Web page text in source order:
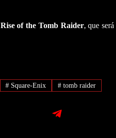
Rise of the Tomb Raider, que será
# Square-Enix # tomb raider